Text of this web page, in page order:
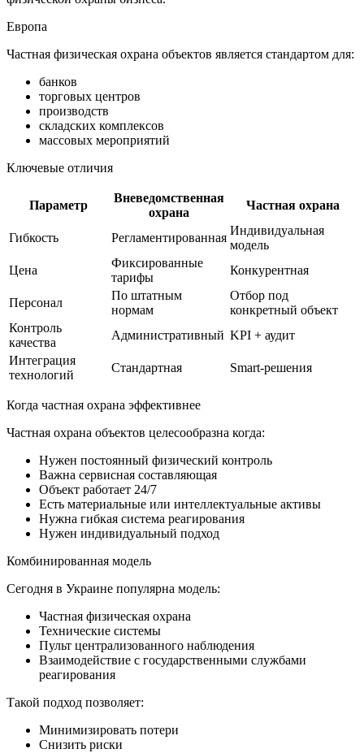
Европа
Частная физическая охрана объектов является стандартом для:
банков
торговых центров
производств
складских комплексов
массовых мероприятий
Ключевые отличия
Параметр
Вневедомственная
охрана
Частная охрана
Гибкость Регламентированная
Индивидуальная
модель
Цена
Фиксированные
тарифы
Конкурентная
Персонал
По штатным
нормам
Отбор под
конкретный объект
Контроль
качества
Административный KPI + аудит
Интеграция
технологий
Стандартная Smart-решения
Когда частная охрана эффективнее
Частная охрана объектов целесообразна когда:
Нужен постоянный физический контроль
Важна сервисная составляющая
Объект работает 24/7
Есть материальные или интеллектуальные активы
Нужна гибкая система реагирования
Нужен индивидуальный подход
Комбинированная модель
Сегодня в Украине популярна модель:
Частная физическая охрана
Технические системы
Пульт централизованного наблюдения
Взаимодействие с государственными службами
реагирования
Такой подход позволяет:
Минимизировать потери
Снизить риски